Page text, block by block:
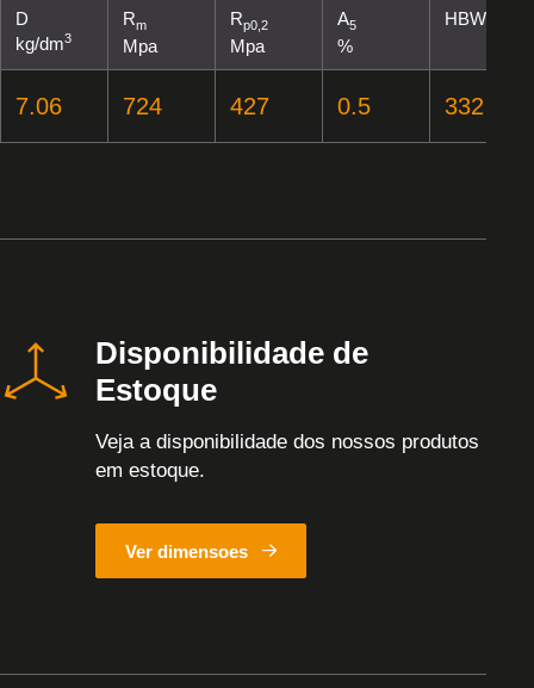
D
kg/dm3
Rm
Mpa
Rp0,2
Mpa
A5
%
HBW
7.06 724 427 0.5 332
Disponibilidade de
Estoque
Veja a disponibilidade dos nossos produtos
em estoque.
Ver dimensoes